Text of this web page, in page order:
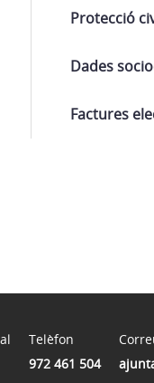
Protecció
Dades
Factures
Telèfon
972 461 504